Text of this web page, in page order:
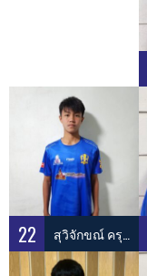
22 สุวิจักขณ์ ครุธจันทร์